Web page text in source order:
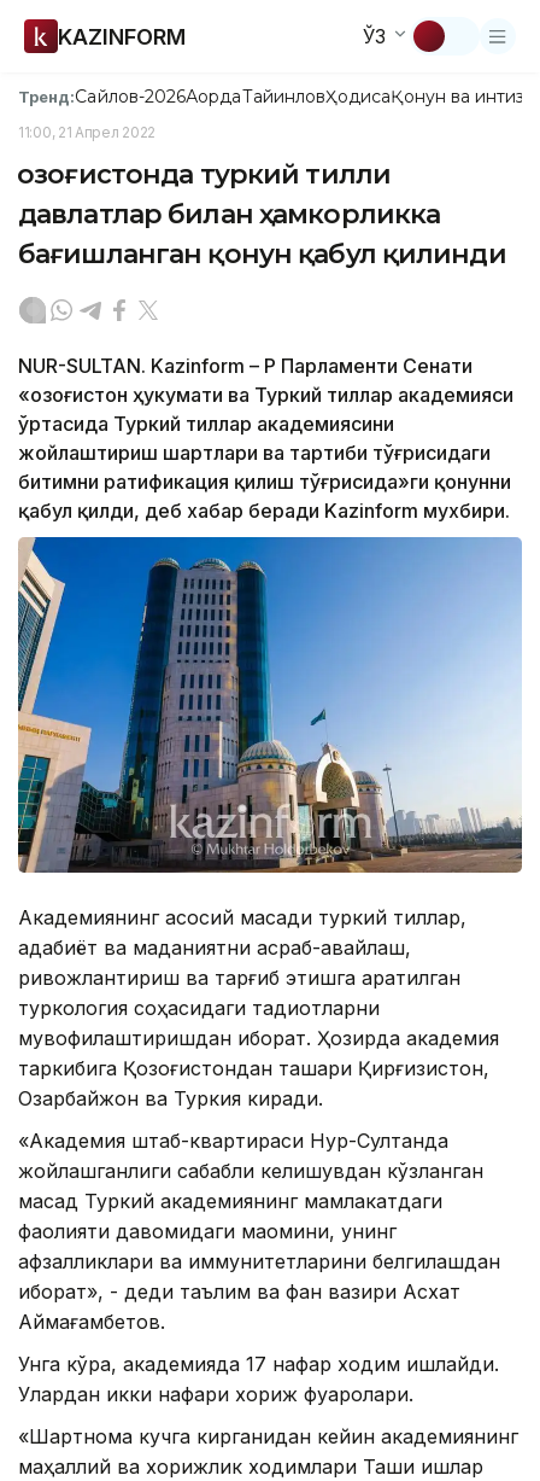
KAZINFORM ЎЗ
Тренд:Сайлов-2026АқордаТайинловҲодисаҚонун ва
11:00, 21 Апрел 2022
Қозоғистонда туркий тилли
давлатлар билан ҳамкорликка
бағишланган қонун қабул қилинди
NUR-SULTAN. Kazinform – ҚР Парламенти Сенати
«Қозоғистон ҳукумати ва Туркий тиллар академияси
ўртасида Туркий тиллар академиясини
жойлаштириш шартлари ва тартиби тўғрисидаги
битимни ратификация қилиш тўғрисида»ги қонунни
қабул қилди, деб хабар беради Kazinform мухбири.
Академиянинг асосий мақсади туркий тиллар,
адабиёт ва маданиятни асраб-авайлаш,
ривожлантириш ва тарғиб этишга қаратилган
туркология соҳасидаги тадқиқотларни
мувофиқлаштиришдан иборат. Ҳозирда академия
таркибига Қозоғистондан ташқари Қирғизистон,
Озарбайжон ва Туркия киради.
«Академия штаб-квартираси Нур-Султанда
жойлашганлиги сабабли келишувдан кўзланган
мақсад Туркий академиянинг мамлакатдаги
фаолияти давомидаги мақомини, унинг
афзалликлари ва иммунитетларини белгилашдан
иборат», - деди таълим ва фан вазири Асхат
Аймағамбетов.
Унга кўра, академияда 17 нафар ходим ишлайди.
Улардан икки нафари хориж фуқаролари.
«Шартнома кучга кирганидан кейин академиянинг
маҳаллий ва хорижлик ходимлари Ташқи ишлар